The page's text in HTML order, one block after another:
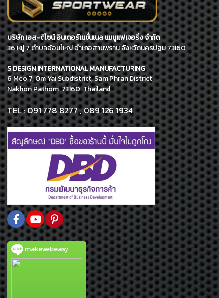
บริษัท เอส-ดีไซน์ อินเตอร์เนชั่นเนล แมนูแฟเจอริ่ง จำกัด
36 หมู่ 7 ตำบลอ้อมใหญ่ อำเภอสามพราน จังหวัดนครปฐม 73160
S DESIGN INTERNATIONAL MANUFACTURING
6 Moo 7, Om Yai Subdistrict, Sam Phran District,
Nakhon Pathom 73160 Thailand
TEL : 091 778 8277 , 089 126 1934
makewebeasy